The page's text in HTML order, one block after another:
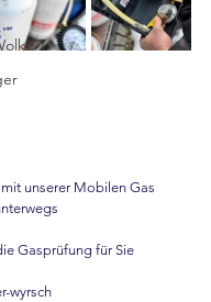
7
unserer Mobilen Gas
Gasprüfung für Sie
wyrsch